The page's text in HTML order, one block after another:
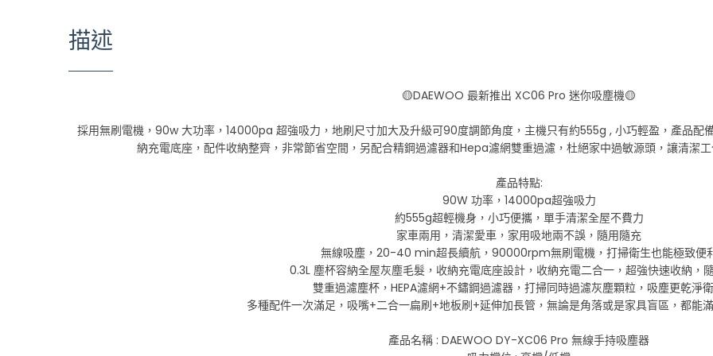
描述
🟡DAEWOO 最新推出 XC06 Pro 迷你吸塵機🟡
採用無刷電機，90w 大功率，14000pa 超強吸力，地刷尺寸加大及升級可90度調節角度，主機只有約555g , 小巧輕盈，產品配
納充電底座，配件收納整齊，非常節省空間，另配合精鋼過濾器和Hepa濾網雙重過濾，杜絕家中過敏源頭，讓清潔
產品特點:
90W 功率，14000pa超強吸力
約555g超輕機身，小巧便攜，單手清潔全屋不費力
家車兩用，清潔愛車，家用吸地兩不誤，隨用隨充
無線吸塵，20-40 min超長續航，90000rpm無刷電機，打掃衛生也能極致便
0.3L 塵杯容納全屋灰塵毛髮，收納充電底座設計，收納充電二合一，超強快速收納，
雙重過濾塵杯，HEPA濾網+不鏽鋼過濾器，打掃同時過濾灰塵顆粒，吸塵更乾淨
多種配件一次滿足，吸嘴+二合一扁刷+地板刷+延伸加長管，無論是角落或是家具盲區，都能
產品名稱 : DAEWOO DY-XC06 Pro 無線手持吸塵器